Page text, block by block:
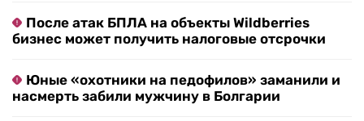
После атак БПЛА на объекты Wildberries
бизнес может получить налоговые отсрочки
Юные «охотники на педофилов» заманили и
насмерть забили мужчину в Болгарии